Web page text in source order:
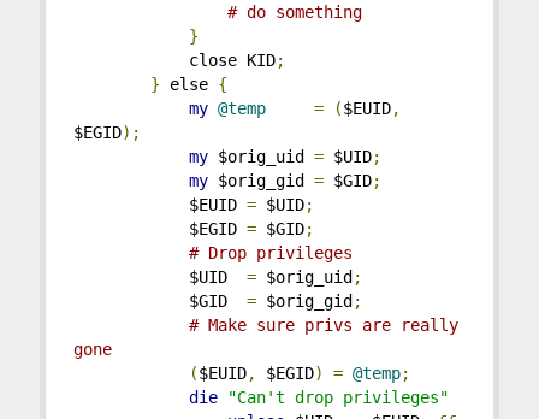
# do something
}
close KID;
} else {
my @temp = ($EUID,
$EGID);
my $orig_uid = $UID;
my $orig_gid = $GID;
$EUID = $UID;
$EGID = $GID;
# Drop privileges
$UID = $orig_uid ;
$GID = $orig_gid ;
# Make sure privs are really
gone
($EUID, $EGID) = @temp;
die
"Can't drop privileges"